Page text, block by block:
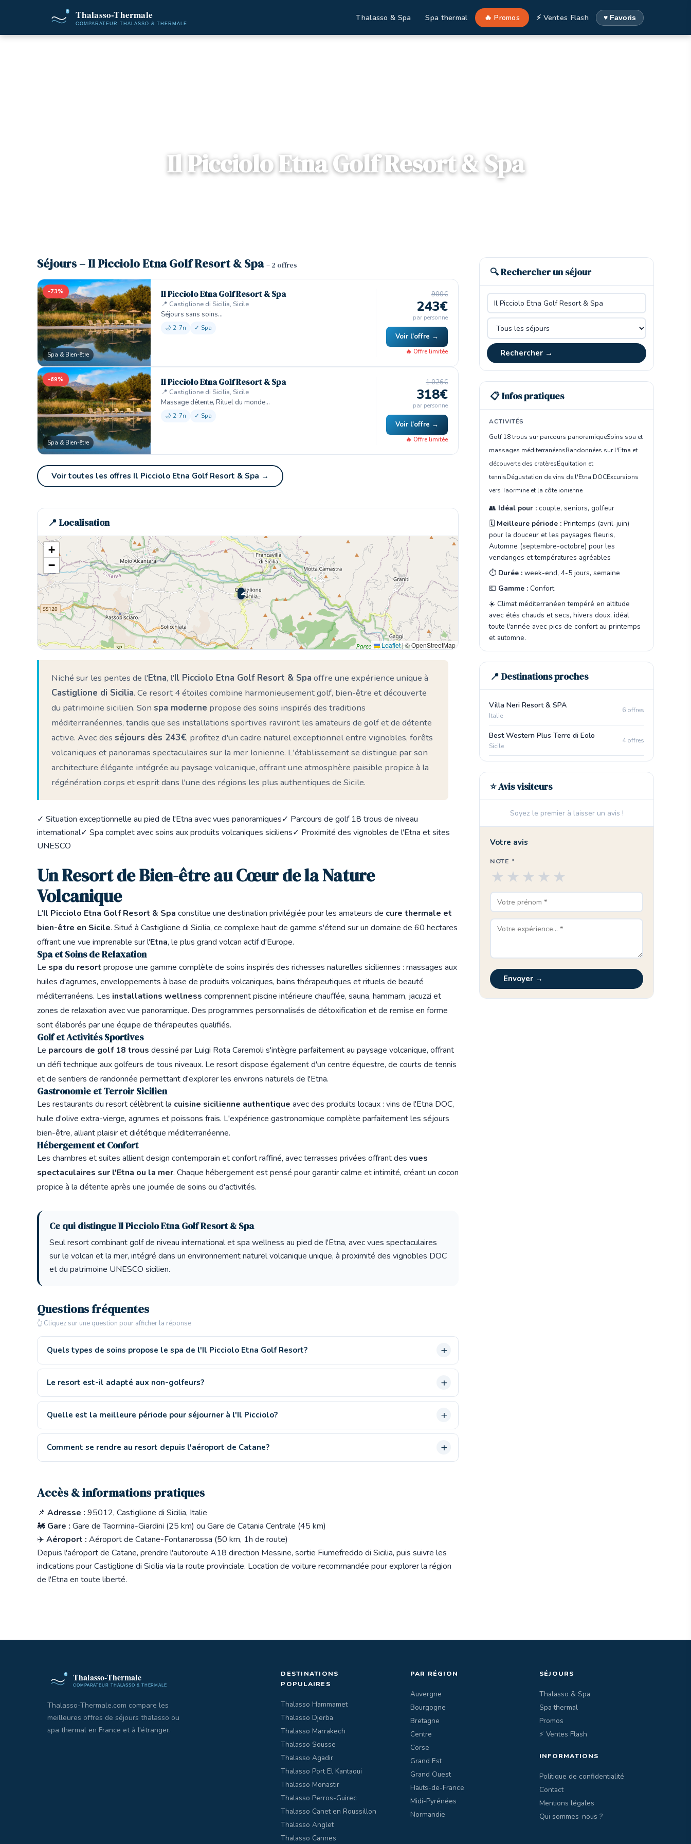
Thalasso & Spa Spa thermal 🔥 Promos ⚡ Ventes Flash ♥ Favoris
Il Picciolo Etna Golf Resort & Spa
Séjours – Il Picciolo Etna Golf Resort & Spa – 2 offres
-73%
Spa & Bien-être
Il Picciolo Etna Golf Resort & Spa
📍 Castiglione di Sicilia, Sicile
Séjours sans soins…
🌙 2-7n ✓ Spa
900€
243€
par personne
Voir l'offre →
🔥 Offre limitée
-69%
Spa & Bien-être
Il Picciolo Etna Golf Resort & Spa
📍 Castiglione di Sicilia, Sicile
Massage détente, Rituel du monde…
🌙 2-7n ✓ Spa
1 026€
318€
par personne
Voir l'offre →
🔥 Offre limitée
Voir toutes les offres Il Picciolo Etna Golf Resort & Spa →
📍 Localisation
🌊 Ici
+
−
Leaflet|© OpenStreetMap
Niché sur les pentes de l'Etna, l'Il Picciolo Etna Golf Resort & Spa offre une expérience unique à
Castiglione di Sicilia. Ce resort 4 étoiles combine harmonieusement golf, bien-être et découverte
du patrimoine sicilien. Son spa moderne propose des soins inspirés des traditions
méditerranéennes, tandis que ses installations sportives raviront les amateurs de golf et de détente
active. Avec des séjours dès 243€, profitez d'un cadre naturel exceptionnel entre vignobles, forêts
volcaniques et panoramas spectaculaires sur la mer Ionienne. L'établissement se distingue par son
architecture élégante intégrée au paysage volcanique, offrant une atmosphère paisible propice à la
régénération corps et esprit dans l'une des régions les plus authentiques de Sicile.
✓ Situation exceptionnelle au pied de l'Etna avec vues panoramiques✓ Parcours de golf 18 trous de niveau
international✓ Spa complet avec soins aux produits volcaniques siciliens✓ Proximité des vignobles de l'Etna et sites
UNESCO
Un Resort de Bien-être au Cœur de la Nature
Volcanique
L'Il Picciolo Etna Golf Resort & Spa constitue une destination privilégiée pour les amateurs de cure thermale et
bien-être en Sicile. Situé à Castiglione di Sicilia, ce complexe haut de gamme s'étend sur un domaine de 60 hectares
offrant une vue imprenable sur l'Etna, le plus grand volcan actif d'Europe.
Spa et Soins de Relaxation
Le spa du resort propose une gamme complète de soins inspirés des richesses naturelles siciliennes : massages aux
huiles d'agrumes, enveloppements à base de produits volcaniques, bains thérapeutiques et rituels de beauté
méditerranéens. Les installations wellness comprennent piscine intérieure chauffée, sauna, hammam, jacuzzi et
zones de relaxation avec vue panoramique. Des programmes personnalisés de détoxification et de remise en forme
sont élaborés par une équipe de thérapeutes qualifiés.
Golf et Activités Sportives
Le parcours de golf 18 trous dessiné par Luigi Rota Caremoli s'intègre parfaitement au paysage volcanique, offrant
un défi technique aux golfeurs de tous niveaux. Le resort dispose également d'un centre équestre, de courts de tennis
et de sentiers de randonnée permettant d'explorer les environs naturels de l'Etna.
Gastronomie et Terroir Sicilien
Les restaurants du resort célèbrent la cuisine sicilienne authentique avec des produits locaux : vins de l'Etna DOC,
huile d'olive extra-vierge, agrumes et poissons frais. L'expérience gastronomique complète parfaitement les séjours
bien-être, alliant plaisir et diététique méditerranéenne.
Hébergement et Confort
Les chambres et suites allient design contemporain et confort raffiné, avec terrasses privées offrant des vues
spectaculaires sur l'Etna ou la mer. Chaque hébergement est pensé pour garantir calme et intimité, créant un cocon
propice à la détente après une journée de soins ou d'activités.
Ce qui distingue Il Picciolo Etna Golf Resort & Spa
Seul resort combinant golf de niveau international et spa wellness au pied de l'Etna, avec vues spectaculaires
sur le volcan et la mer, intégré dans un environnement naturel volcanique unique, à proximité des vignobles DOC
et du patrimoine UNESCO sicilien.
Questions fréquentes
👆 Cliquez sur une question pour afficher la réponse
Quels types de soins propose le spa de l'Il Picciolo Etna Golf Resort?
Le resort est-il adapté aux non-golfeurs?
Quelle est la meilleure période pour séjourner à l'Il Picciolo?
Comment se rendre au resort depuis l'aéroport de Catane?
Accès & informations pratiques
📌 Adresse : 95012, Castiglione di Sicilia, Italie
🚂 Gare : Gare de Taormina-Giardini (25 km) ou Gare de Catania Centrale (45 km)
✈️ Aéroport : Aéroport de Catane-Fontanarossa (50 km, 1h de route)
Depuis l'aéroport de Catane, prendre l'autoroute A18 direction Messine, sortie Fiumefreddo di Sicilia, puis suivre les
indications pour Castiglione di Sicilia via la route provinciale. Location de voiture recommandée pour explorer la région
de l'Etna en toute liberté.
🔍 Rechercher un séjour
Rechercher →
📋 Infos pratiques
ACTIVITÉS
Golf 18 trous sur parcours panoramiqueSoins spa et
massages méditerranéensRandonnées sur l'Etna et
découverte des cratèresÉquitation et
tennisDégustation de vins de l'Etna DOCExcursions
vers Taormine et la côte ionienne
👥 Idéal pour : couple, seniors, golfeur
🗓️ Meilleure période : Printemps (avril-juin)
pour la douceur et les paysages fleuris,
Automne (septembre-octobre) pour les
vendanges et températures agréables
⏱️ Durée : week-end, 4-5 jours, semaine
💶 Gamme : Confort
☀️ Climat méditerranéen tempéré en altitude
avec étés chauds et secs, hivers doux, idéal
toute l'année avec pics de confort au printemps
et automne.
📍 Destinations proches
Villa Neri Resort & SPA
Italie
6 offres
Best Western Plus Terre di Eolo
Sicile
4 offres
⭐ Avis visiteurs
Soyez le premier à laisser un avis !
Votre avis
NOTE *
★
★
★
★
★
Envoyer →
Thalasso-Thermale.com compare les
meilleures offres de séjours thalasso ou
spa thermal en France et à l'étranger.
DESTINATIONS
POPULAIRES
Thalasso Hammamet
Thalasso Djerba
Thalasso Marrakech
Thalasso Sousse
Thalasso Agadir
Thalasso Port El Kantaoui
Thalasso Monastir
Thalasso Perros-Guirec
Thalasso Canet en Roussillon
Thalasso Anglet
Thalasso Cannes
PAR RÉGION
Auvergne
Bourgogne
Bretagne
Centre
Corse
Grand Est
Grand Ouest
Hauts-de-France
Midi-Pyrénées
Normandie
SÉJOURS
Thalasso & Spa
Spa thermal
Promos
⚡ Ventes Flash
INFORMATIONS
Politique de confidentialité
Contact
Mentions légales
Qui sommes-nous ?